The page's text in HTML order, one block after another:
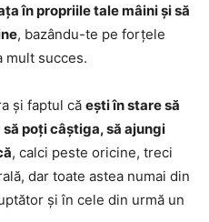
în propriile tale mâini și să
, bazându-te pe forțele
mult succes.
și faptul că ești în stare să
poți câștiga, să ajungi
, calci peste oricine, treci
dar toate astea numai din
și în cele din urmă un